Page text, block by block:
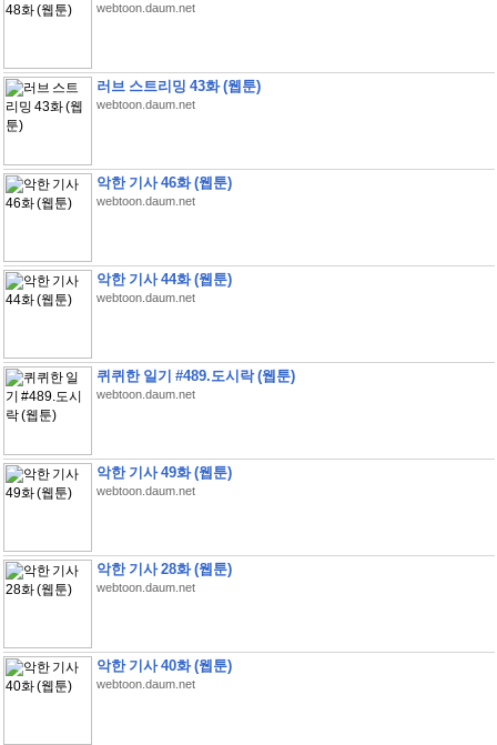
webtoon.daum.net
러브 스트리밍 43화 (웹툰)
webtoon.daum.net
악한 기사 46화 (웹툰)
webtoon.daum.net
악한 기사 44화 (웹툰)
webtoon.daum.net
퀴퀴한 일기 #489.도시락 (웹툰)
webtoon.daum.net
악한 기사 49화 (웹툰)
webtoon.daum.net
악한 기사 28화 (웹툰)
webtoon.daum.net
악한 기사 40화 (웹툰)
webtoon.daum.net